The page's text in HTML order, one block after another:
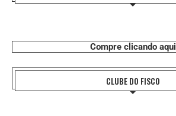
Compre clicando aqui
CLUBE DO FISCO